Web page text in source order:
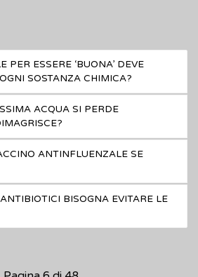
PER ESSERE ‘BUONA’ DEVE
SOSTANZA CHIMICA?
ACQUA SI PERDE
ANTINFLUENZALE SE
BISOGNA EVITARE LE